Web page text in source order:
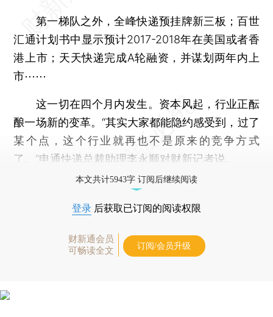
第一梯队之外，全峰快递预挂牌新三板；百世
汇通计划书中显示预计2017-2018年在美国或者香
港上市；天天快递完成A轮融资，并谋划两年内上
市⋯⋯
这一切在四个月内发生。资本风起，行业正酝
酿一场新的变革。“其实大家都能隐约感受到，过了
某个点，这个行业就再也不是原来的竞争方式
了。”申通快递总裁助理李永顺对财新记者说。
本文共计5943字 订阅后继续阅读
登录 后获取已订阅的阅读权限
财新通会员
可畅读全文
订阅/会员升级